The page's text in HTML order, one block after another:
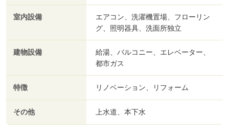
室内設備
エアコン、洗濯機置場、フローリン
グ、照明器具、洗面所独立
建物設備
給湯、バルコニー、エレベーター、
都市ガス
特徴 リノベーション、リフォーム
その他 上水道、本下水